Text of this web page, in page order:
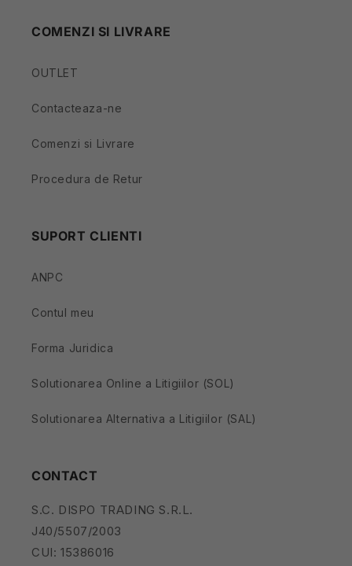
COMENZI SI LIVRARE
OUTLET
Contacteaza-ne
Comenzi si Livrare
Procedura de Retur
SUPORT CLIENTI
ANPC
Contul meu
Forma Juridica
Solutionarea Online a Litigiilor (SOL)
Solutionarea Alternativa a Litigiilor (SAL)
CONTACT
S.C. DISPO TRADING S.R.L.
J40/5507/2003
CUI: 15386016